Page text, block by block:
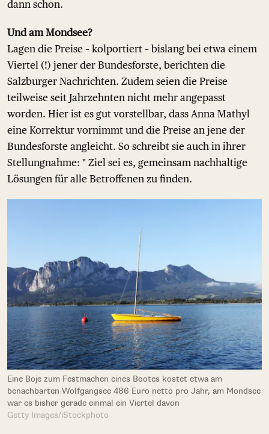
dann schon.
Und am Mondsee?
Lagen die Preise – kolportiert – bislang bei etwa einem
Viertel (!) jener der Bundesforste, berichten die
Salzburger Nachrichten. Zudem seien die Preise
teilweise seit Jahrzehnten nicht mehr angepasst
worden. Hier ist es gut vorstellbar, dass Anna Mathyl
eine Korrektur vornimmt und die Preise an jene der
Bundesforste angleicht. So schreibt sie auch in ihrer
Stellungnahme: " Ziel sei es, gemeinsam nachhaltige
Lösungen für alle Betroffenen zu finden.
Eine Boje zum Festmachen eines Bootes kostet etwa am
benachbarten Wolfgangsee 486 Euro netto pro Jahr, am Mondsee
war es bisher gerade einmal ein Viertel davon
Getty Images/iStockphoto